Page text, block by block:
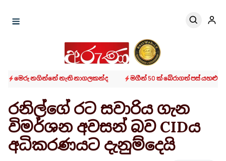
මෙරු නගින්නේ නැති නාගලකන්ද මගීන් 50 ක් බේරාගත් පස් යහළු
රනිල්ගේ රට සවාරිය ගැන
විමර්ශන අවසන් බව CIDය
අධිකරණයට දැනුම්දෙයි